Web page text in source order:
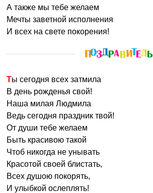
А также мы тебе желаем
Мечты заветной исполнения
И всех на свете покорения!
Ты сегодня всех затмила
В день рожденья свой!
Наша милая Людмила
Ведь сегодня праздник твой!
От души тебе желаем
Быть красивою такой
Чтоб никогда не унывать
Красотой своей блистать,
Всех душою покорять,
И улыбкой ослеплять!